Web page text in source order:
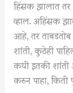
व्हाल. अहिंसक
आहे, तर
शांती, कुठेही
कधी इतकी
करुन पाहा,